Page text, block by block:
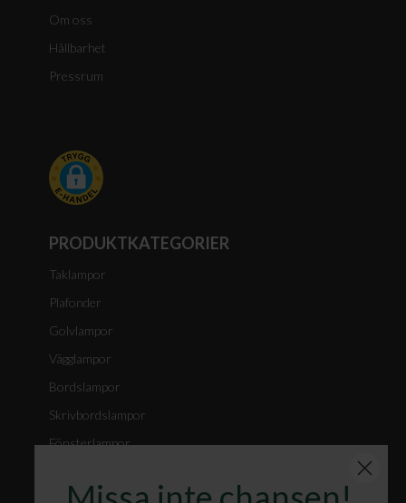
Om oss
Hållbarhet
Pressrum
PRODUKTKATEGORIER
Taklampor
Plafonder
Golvlampor
Vägglampor
Bordslampor
Skrivbordslampor
Fönsterlampor
Badrumslampor